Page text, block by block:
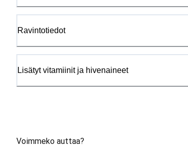
Ravintotiedot
Lisätyt vitamiinit ja hivenaineet
Voimmeko auttaa?